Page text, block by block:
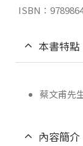
ISBN：
本書特點
蔡文甫先
內容簡介